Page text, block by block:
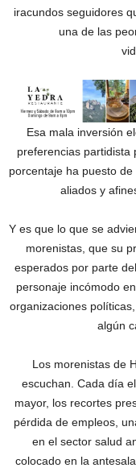
iracundos seguidores
una de las
Esa mala inversión
preferencias partidista
porcentaje ha puesto
aliados y
Y es que lo que se
morenistas, que su
esperados por parte
personaje incómodo
organizaciones
algún
Los morenistas de
escuchan. Cada día
mayor, los recortes
pérdida de empleos,
en el sector salud
colocado en la